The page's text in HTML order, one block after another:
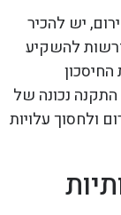
יש להכיר
להשקיע
נכונה של
ולחסוך עלויות